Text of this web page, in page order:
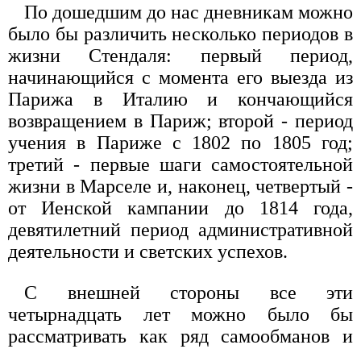
По дошедшим до нас дневникам можно
было бы различить несколько периодов в
жизни Стендаля: первый период,
начинающийся с момента его выезда из
Парижа в Италию и кончающийся
возвращением в Париж; второй - период
учения в Париже с 1802 по 1805 год;
третий - первые шаги самостоятельной
жизни в Марселе и, наконец, четвертый -
от Иенской кампании до 1814 года,
девятилетний период административной
деятельности и светских успехов.
С внешней стороны все эти
четырнадцать лет можно было бы
рассматривать как ряд самообманов и